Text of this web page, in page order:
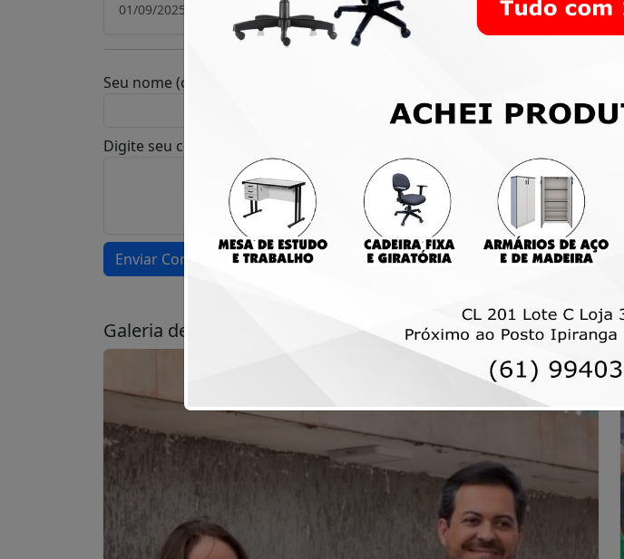
01/09/2025 22:08
Seu nome (opcional)
Digite seu comentário (comentários considerados ofensivos serão excluídos)
Enviar Comentário
Galeria de Fotos